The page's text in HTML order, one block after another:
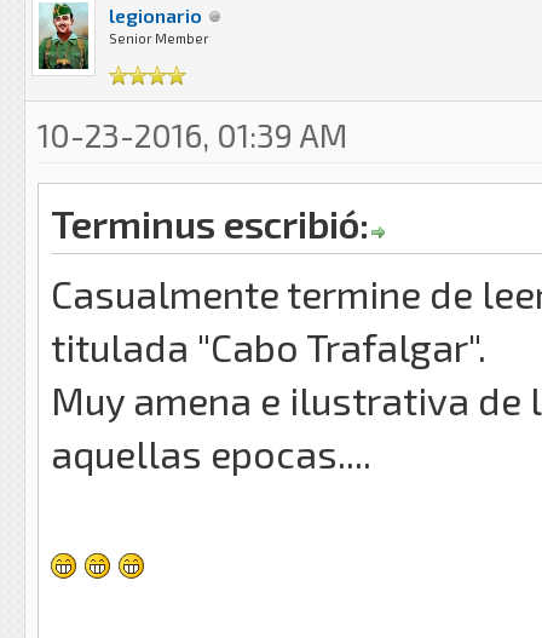
legionario
Senior Member
10-23-2016, 01:39 AM
Terminus escribió:
Casualmente termine de
titulada "Cabo Trafalgar".
Muy amena e ilustrativa
aquellas epocas....